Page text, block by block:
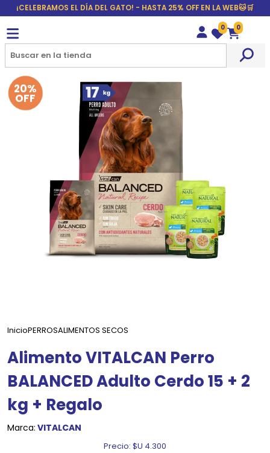
¡CELEBRAMOS EL DÍA DEL GATO! - HASTA 25% OFF EN LA WEB🐱🛒
Wishlist
0
Carrito
0
20%
OFF
InicioPERROSALIMENTOS SECOS
Alimento VITALCAN Perro
BALANCED Adulto Cerdo 15 + 2
kg + Regalo
Marca: VITALCAN
Precio: $U 4.300